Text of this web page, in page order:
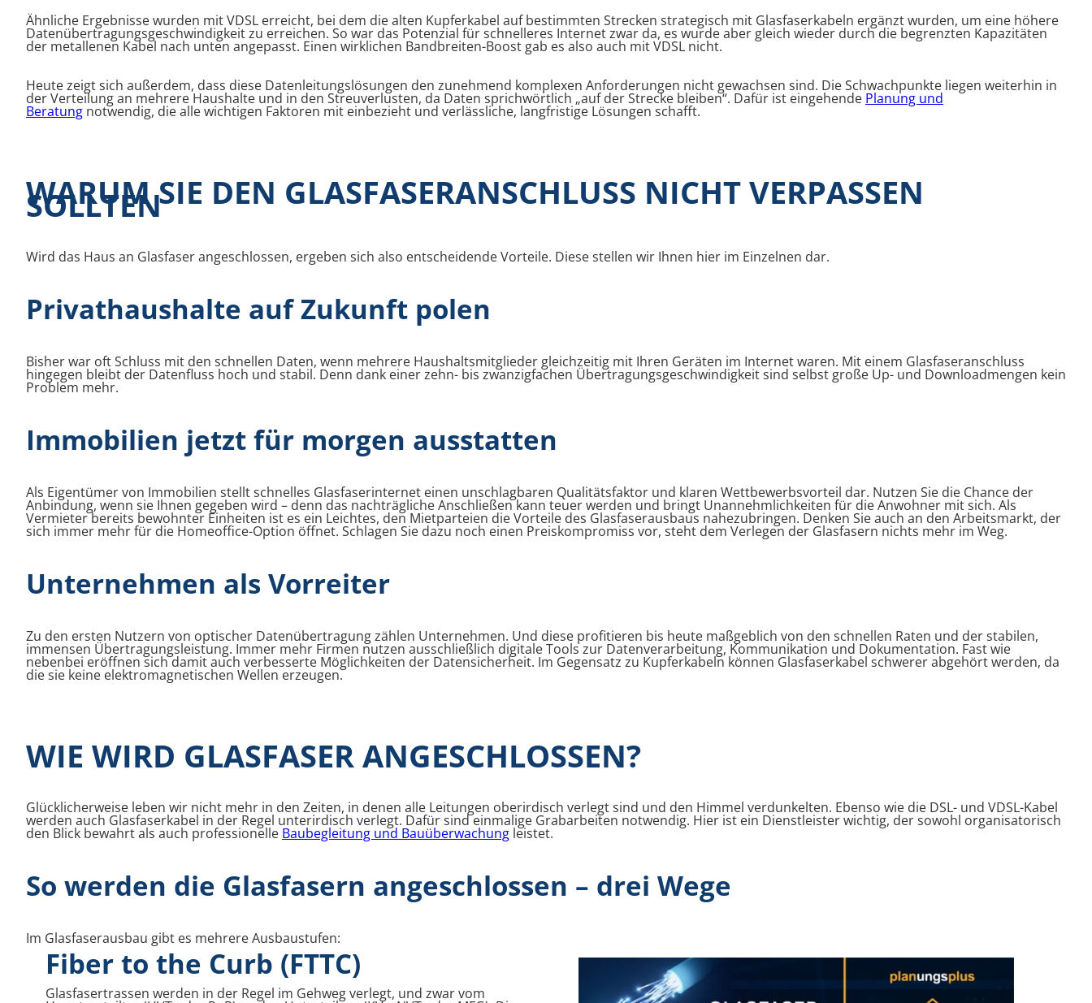
Ähnliche Ergebnisse wurden mit VDSL erreicht, bei dem die alten Kupferkabel auf bestimmten Strecken strategisch mit Glasfaserkabeln ergänzt wurden, um eine höhere
Datenübertragungsgeschwindigkeit zu erreichen. So war das Potenzial für schnelleres Internet zwar da, es wurde aber gleich wieder durch die begrenzten Kapazitäten
der metallenen Kabel nach unten angepasst. Einen wirklichen Bandbreiten-Boost gab es also auch mit VDSL nicht.
Heute zeigt sich außerdem, dass diese Datenleitungslösungen den zunehmend komplexen Anforderungen nicht gewachsen sind. Die Schwachpunkte liegen weiterhin in
der Verteilung an mehrere Haushalte und in den Streuverlusten, da Daten sprichwörtlich „auf der Strecke bleiben“. Dafür ist eingehende Planung und
Beratung notwendig, die alle wichtigen Faktoren mit einbezieht und verlässliche, langfristige Lösungen schafft.
WARUM SIE DEN GLASFASERANSCHLUSS NICHT VERPASSEN
SOLLTEN
Wird das Haus an Glasfaser angeschlossen, ergeben sich also entscheidende Vorteile. Diese stellen wir Ihnen hier im Einzelnen dar.
Privathaushalte auf Zukunft polen
Bisher war oft Schluss mit den schnellen Daten, wenn mehrere Haushaltsmitglieder gleichzeitig mit Ihren Geräten im Internet waren. Mit einem Glasfaseranschluss
hingegen bleibt der Datenfluss hoch und stabil. Denn dank einer zehn- bis zwanzigfachen Übertragungsgeschwindigkeit sind selbst große Up- und Downloadmengen kein
Problem mehr.
Immobilien jetzt für morgen ausstatten
Als Eigentümer von Immobilien stellt schnelles Glasfaserinternet einen unschlagbaren Qualitätsfaktor und klaren Wettbewerbsvorteil dar. Nutzen Sie die Chance der
Anbindung, wenn sie Ihnen gegeben wird – denn das nachträgliche Anschließen kann teuer werden und bringt Unannehmlichkeiten für die Anwohner mit sich. Als
Vermieter bereits bewohnter Einheiten ist es ein Leichtes, den Mietparteien die Vorteile des Glasfaserausbaus nahezubringen. Denken Sie auch an den Arbeitsmarkt, der
sich immer mehr für die Homeoffice-Option öffnet. Schlagen Sie dazu noch einen Preiskompromiss vor, steht dem Verlegen der Glasfasern nichts mehr im Weg.
Unternehmen als Vorreiter
Zu den ersten Nutzern von optischer Datenübertragung zählen Unternehmen. Und diese profitieren bis heute maßgeblich von den schnellen Raten und der stabilen,
immensen Übertragungsleistung. Immer mehr Firmen nutzen ausschließlich digitale Tools zur Datenverarbeitung, Kommunikation und Dokumentation. Fast wie
nebenbei eröffnen sich damit auch verbesserte Möglichkeiten der Datensicherheit. Im Gegensatz zu Kupferkabeln können Glasfaserkabel schwerer abgehört werden, da
die sie keine elektromagnetischen Wellen erzeugen.
WIE WIRD GLASFASER ANGESCHLOSSEN?
Glücklicherweise leben wir nicht mehr in den Zeiten, in denen alle Leitungen oberirdisch verlegt sind und den Himmel verdunkelten. Ebenso wie die DSL- und VDSL-Kabel
werden auch Glasfaserkabel in der Regel unterirdisch verlegt. Dafür sind einmalige Grabarbeiten notwendig. Hier ist ein Dienstleister wichtig, der sowohl organisatorisch
den Blick bewahrt als auch professionelle Baubegleitung und Bauüberwachung leistet.
So werden die Glasfasern angeschlossen – drei Wege
Im Glasfaserausbau gibt es mehrere Ausbaustufen:
Fiber to the Curb (FTTC)
Glasfasertrassen werden in der Regel im Gehweg verlegt, und zwar vom